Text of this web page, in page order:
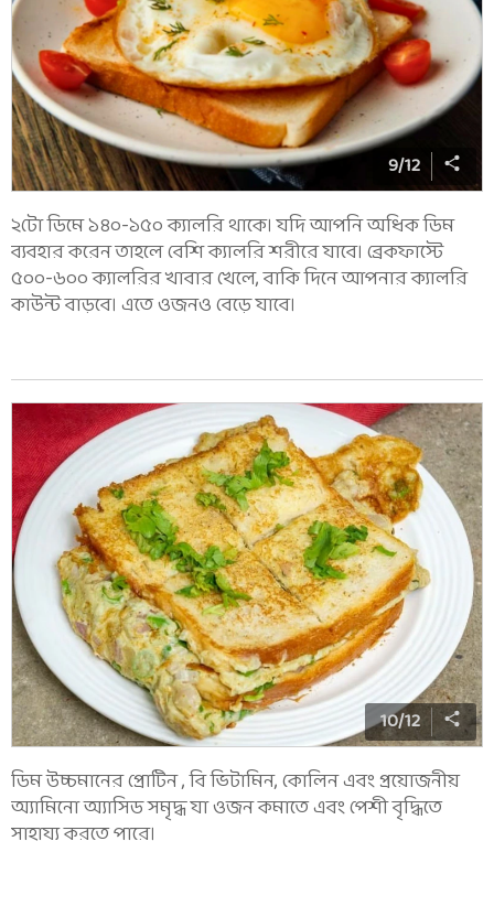
9/12
২টো ডিমে ১৪০-১৫০ ক্যালরি থাকে। যদি আপনি অধিক ডিম
ব্যবহার করেন তাহলে বেশি ক্যালরি শরীরে যাবে। ব্রেকফাস্টে
৫০০-৬০০ ক্যালরির খাবার খেলে, বাকি দিনে আপনার ক্যালরি
কাউন্ট বাড়বে। এতে ওজনও বেড়ে যাবে।
10/12
ডিম উচ্চমানের প্রোটিন , বি ভিটামিন, কোলিন এবং প্রয়োজনীয়
অ্যামিনো অ্যাসিড সমৃদ্ধ যা ওজন কমাতে এবং পেশী বৃদ্ধিতে
সাহায্য করতে পারে।